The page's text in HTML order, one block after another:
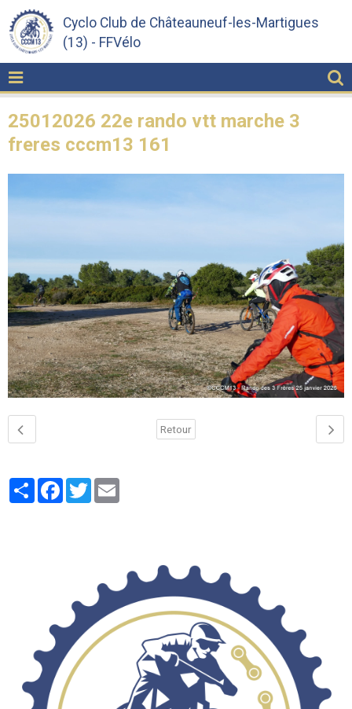
Cyclo Club de Châteauneuf-les-Martigues
(13) - FFVélo
25012026 22e rando vtt marche 3
freres cccm13 161
Retour
PartagerFacebook
Twitter